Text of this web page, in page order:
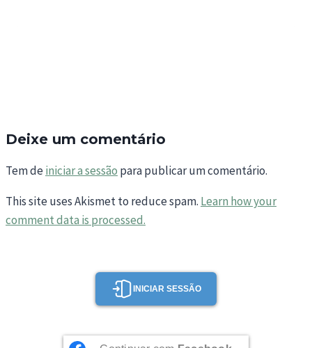
Deixe um comentário
Tem deiniciar a sessão para publicar um comentário.
This site uses Akismet to reduce spam. Learn how your
comment data is processed.
INICIAR SESSÃO